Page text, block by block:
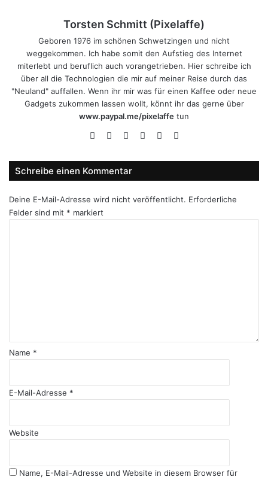
Torsten Schmitt (Pixelaffe)
Geboren 1976 im schönen Schwetzingen und nicht
weggekommen. Ich habe somit den Aufstieg des Internet
miterlebt und beruflich auch vorangetrieben. Hier schreibe ich
über all die Technologien die mir auf meiner Reise durch das
"Neuland" auffallen. Wenn ihr mir was für einen Kaffee oder neue
Gadgets zukommen lassen wollt, könnt ihr das gerne über
www.paypal.me/pixelaffe tun
WebseiteFacebook
X LinkedInYouTube
Schreibe einen Kommentar
Deine E-Mail-Adresse wird nicht veröffentlicht. Erforderliche
Felder sind mit * markiert
*
Name *
E-Mail-Adresse *
Website
Name, E-Mail-Adresse und Website in diesem Browser für